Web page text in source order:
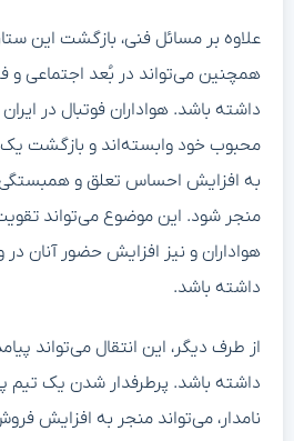
علاوه بر مسائل فنی، بازگشت این
همچنین می‌تواند در بُعد اجتماعی و
داشته باشد. هواداران فوتبال در
محبوب خود وابسته‌اند و بازگشت یک
به افزایش احساس تعلق و همبستگی
منجر شود. این موضوع می‌تواند
هواداران و نیز افزایش حضور آنان در
داشته باشد.
از طرف دیگر، این انتقال می‌تواند
داشته باشد. پرطرفدار شدن یک
نامدار، می‌تواند منجر به افزایش